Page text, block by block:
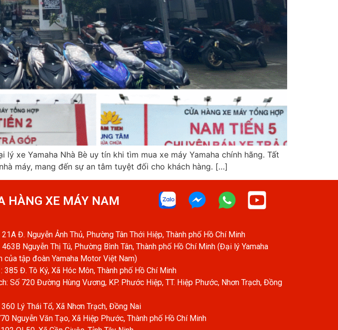
xe Yamaha Nhà Bè uy tín khi tìm mua xe máy Yamaha chính hãng. Tất
máy, mang đến sự an tâm tuyệt đối cho khách hàng. […]
HÀNG XE MÁY NAM
21A Đ. Nguyễn Ảnh Thủ, Phường Tân Thới Hiệp, Thành phố Hồ Chí Minh
463B Nguyễn Thị Tú, Phường Bình Tân, Thành phố Hồ Chí Minh (Đại lý Yamaha
của tập đoàn Yamaha Motor Việt Nam)
385 Đ. Tô Ký, Xã Hóc Môn, Thành phố Hồ Chí Minh
Số 720 Đường Hùng Vương, KP. Phước Hiệp, TT. Hiệp Phước, Nhơn Trạch, Đồng
360 Lý Thái Tổ, Xã Nhơn Trạch, Đồng Nai
Nguyễn Văn Tạo, Xã Hiệp Phước, Thành phố Hồ Chí Minh